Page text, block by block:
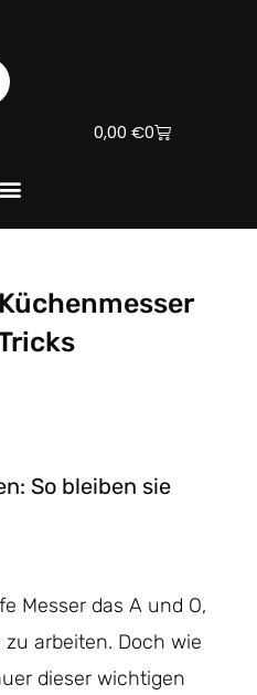
0,00 €0
Warenkorb
So bleiben sie
Messer das A und O,
arbeiten. Doch wie
dieser wichtigen